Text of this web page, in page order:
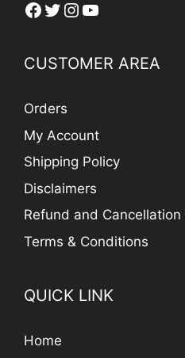
Facebook
Twitter
Instagram
YouTube
CUSTOMER AREA
Orders
My Account
Shipping Policy
Disclaimers
Refund and Cancellation
Terms & Conditions
QUICK LINK
Home